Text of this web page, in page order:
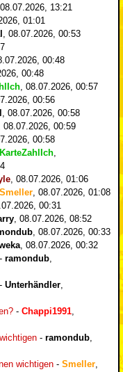
08.07.2026, 13:21
01:01
08.07.2026, 00:53
00:48
00:48
08.07.2026, 00:57
00:56
08.07.2026, 00:58
08.07.2026, 00:59
00:58
08.07.2026, 01:06
Smeller 08.07.2026, 01:08
00:31
08.07.2026, 08:52
08.07.2026, 00:33
08.07.2026, 00:32
- ramondub
- Unterhändler
- Chappi1991
- ramondub
wichtigen - Smeller